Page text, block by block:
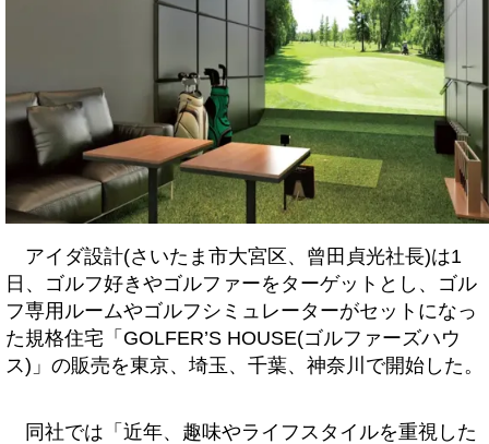
アイダ設計(さいたま市大宮区、曾田貞光社長)は1
日、ゴルフ好きやゴルファーをターゲットとし、ゴル
フ専用ルームやゴルフシミュレーターがセットになっ
た規格住宅「GOLFER’S HOUSE(ゴルファーズハウ
ス)」の販売を東京、埼玉、千葉、神奈川で開始した。
同社では「近年、趣味やライフスタイルを重視した